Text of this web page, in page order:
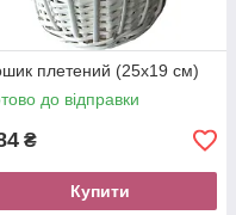
плетений (25х19 см)
до відправки
₴
Купити